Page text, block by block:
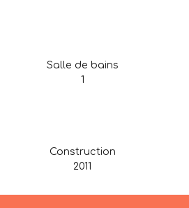
Salle de bains
1
Construction
2011